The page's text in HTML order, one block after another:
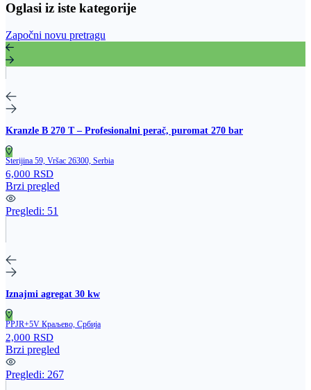
Oglasi iz iste kategorije
Započni novu pretragu
Kranzle B 270 T – Profesionalni perač, puromat 270 bar
Sterijina 59, Vršac 26300, Serbia
6,000 RSD
Brzi pregled
Pregledi: 51
Iznajmi agregat 30 kw
PPJR+5V Краљево, Србија
2,000 RSD
Brzi pregled
Pregledi: 267